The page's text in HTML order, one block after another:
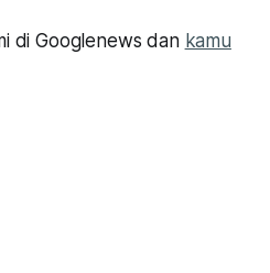
di Googlenews dan kamu